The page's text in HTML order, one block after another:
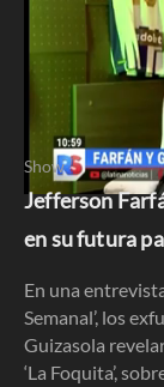
0
of
35
seconds
Show
Jefferson
en su futura
En una
Semanal’, los
Guizasola
‘La Foquita’,